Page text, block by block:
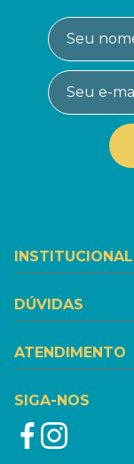
INSTITUCIONAL
DÚVIDAS
ATENDIMENTO
SIGA-NOS